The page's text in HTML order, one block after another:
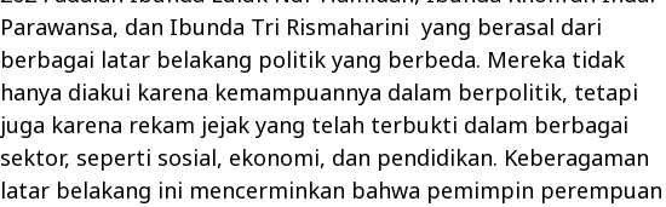
Parawansa, dan Ibunda Tri Rismaharini yang berasal dari
berbagai latar belakang politik yang berbeda. Mereka tidak
hanya diakui karena kemampuannya dalam berpolitik, tetapi
juga karena rekam jejak yang telah terbukti dalam berbagai
sektor, seperti sosial, ekonomi, dan pendidikan. Keberagaman
latar belakang ini mencerminkan bahwa pemimpin perempuan